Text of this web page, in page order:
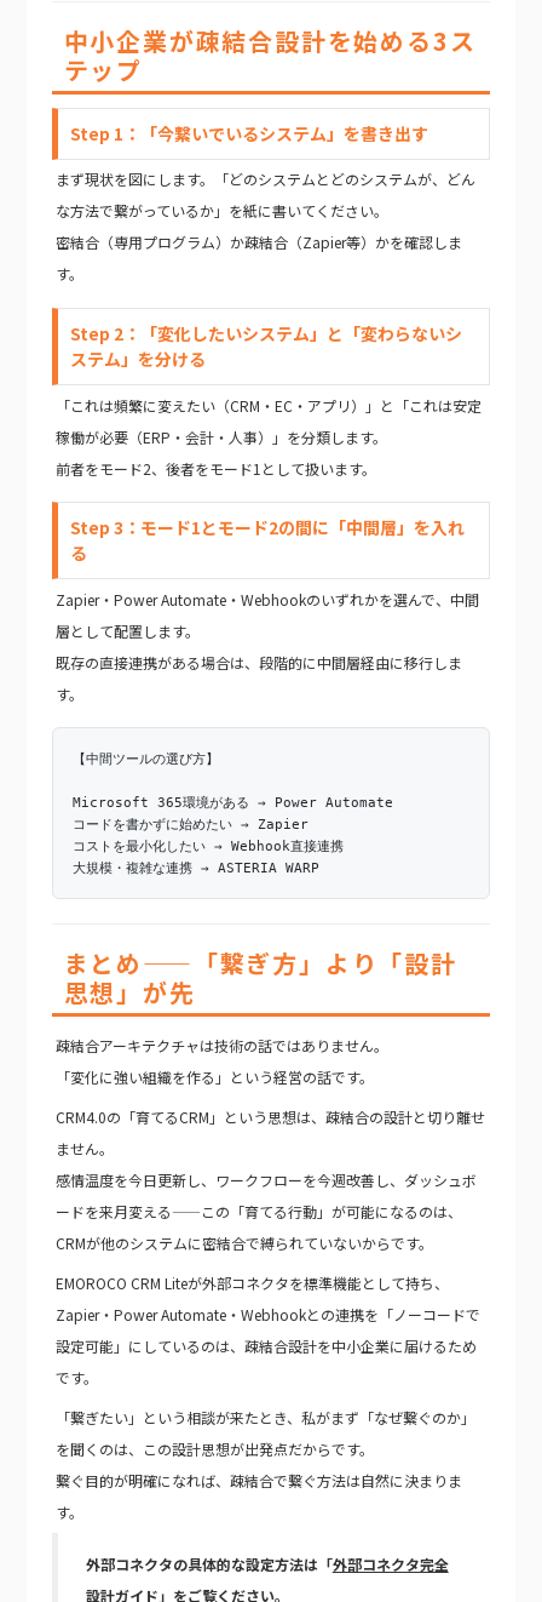
中小企業が疎結合設計を始める3ス
テップ
Step 1：「今繋いでいるシステム」を書き出す
まず現状を図にします。「どのシステムとどのシステムが、どん
な方法で繋がっているか」を紙に書いてください。
密結合（専用プログラム）か疎結合（Zapier等）かを確認しま
す。
Step 2：「変化したいシステム」と「変わらないシ
ステム」を分ける
「これは頻繁に変えたい（CRM・EC・アプリ）」と「これは安定
稼働が必要（ERP・会計・人事）」を分類します。
前者をモード2、後者をモード1として扱います。
Step 3：モード1とモード2の間に「中間層」を入れ
る
Zapier・Power Automate・Webhookのいずれかを選んで、中間
層として配置します。
既存の直接連携がある場合は、段階的に中間層経由に移行しま
す。
【中間ツールの選び方】
Microsoft 365環境がある → Power Automate
コードを書かずに始めたい → Zapier
コストを最小化したい → Webhook直接連携
大規模・複雑な連携 → ASTERIA WARP
まとめ——「繋ぎ方」より「設計
思想」が先
疎結合アーキテクチャは技術の話ではありません。
「変化に強い組織を作る」という経営の話です。
CRM4.0の「育てるCRM」という思想は、疎結合の設計と切り離せ
ません。
感情温度を今日更新し、ワークフローを今週改善し、ダッシュボ
ードを来月変える——この「育てる行動」が可能になるのは、
CRMが他のシステムに密結合で縛られていないからです。
EMOROCO CRM Liteが外部コネクタを標準機能として持ち、
Zapier・Power Automate・Webhookとの連携を「ノーコードで
設定可能」にしているのは、疎結合設計を中小企業に届けるため
です。
「繋ぎたい」という相談が来たとき、私がまず「なぜ繋ぐのか」
を聞くのは、この設計思想が出発点だからです。
繋ぐ目的が明確になれば、疎結合で繋ぐ方法は自然に決まりま
す。
外部コネクタの具体的な設定方法は「外部コネクタ完全
設計ガイド 」をご覧ください。